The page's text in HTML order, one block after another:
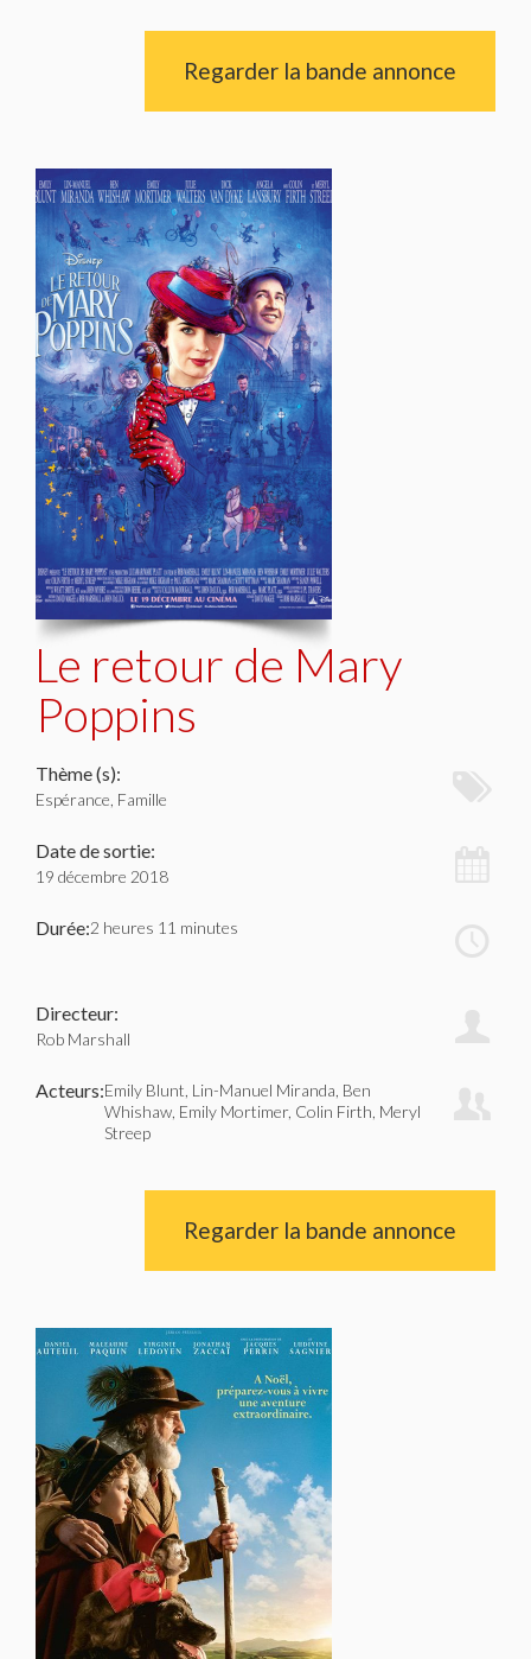
Regarder la bande annonce
Le retour de Mary
Poppins
Thème (s):
Espérance, Famille
Date de sortie:
19 décembre 2018
Durée:2 heures 11 minutes
Directeur:
Rob Marshall
Acteurs:Emily Blunt, Lin-Manuel Miranda, Ben
Whishaw, Emily Mortimer, Colin Firth, Meryl
Streep
Regarder la bande annonce